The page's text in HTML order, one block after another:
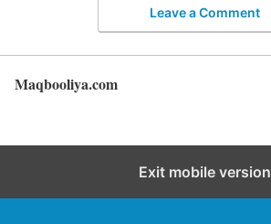
Leave a Comment
Maqbooliya.com
Exit mobile version